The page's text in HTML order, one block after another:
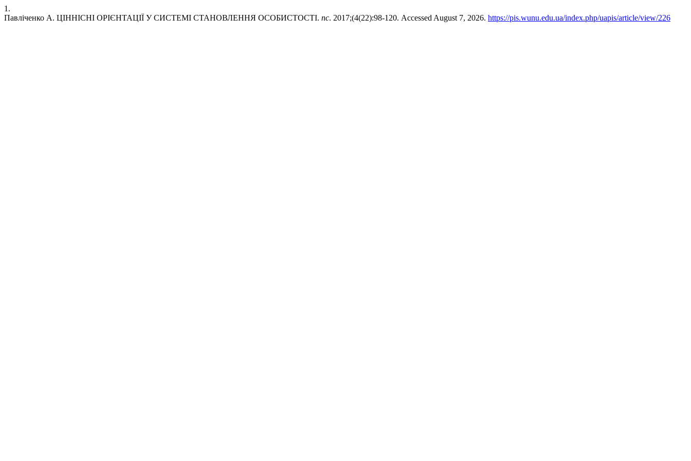
1.
Павліченко А. ЦІННІСНІ ОРІЄНТАЦІЇ У СИСТЕМІ СТАНОВЛЕННЯ ОСОБИСТОСТІ. пс. 2017;(4(22):98-120. Accessed August 7, 2026. https://pis.wunu.edu.ua/index.php/uapis/article/view/226